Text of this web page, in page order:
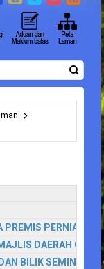
PREMIS
DAERAH
BILIK SEMINAR